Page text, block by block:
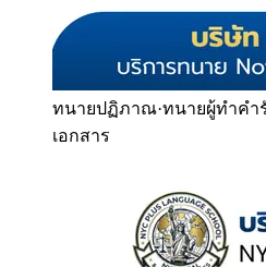
ทนายปฏิภาณ·ทนายผู้ทำคำ
เอกสาร